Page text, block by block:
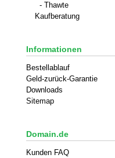
- Thawte
Kaufberatung
Informationen
Bestellablauf
Geld-zurück-Garantie
Downloads
Sitemap
Domain.de
Kunden FAQ